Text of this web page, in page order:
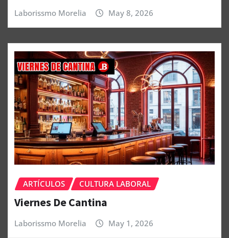
Laborissmo Morelia May 8, 2026
ARTÍCULOS CULTURA LABORAL
Viernes De Cantina
Laborissmo Morelia May 1, 2026